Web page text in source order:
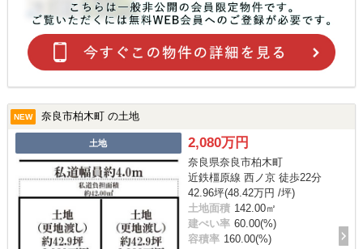
NEW 奈良市柏木町 の土地
土地 2,080万円
奈良県奈良市柏木町
近鉄橿原線 西ノ京 徒歩22分
42.96坪(48.42万円 /坪)
土地面積 142.00㎡
建ぺい率 60.00(%)
容積率 160.00(%)